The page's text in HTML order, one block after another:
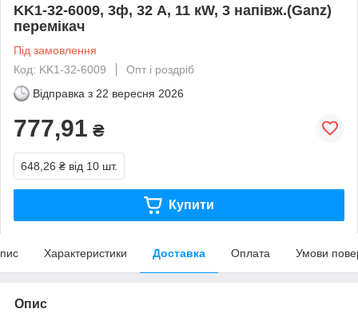
KK1-32-6009, 3ф, 32 А, 11 кW, 3 напівж.(Ganz)
перемікач
Під замовлення
Код: KK1-32-6009
Опт і роздріб
Відправка з 22 вересня 2026
777,91 ₴
648,26 ₴ від 10 шт.
Купити
Характеристики Доставка Оплата Умови
Опис